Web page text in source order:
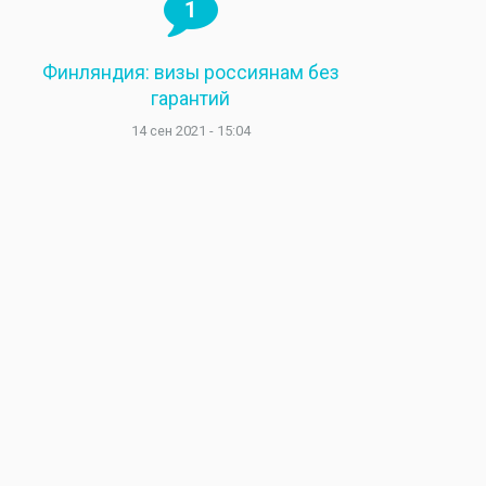
1
Финляндия: визы россиянам без
гарантий
14 сен 2021 - 15:04